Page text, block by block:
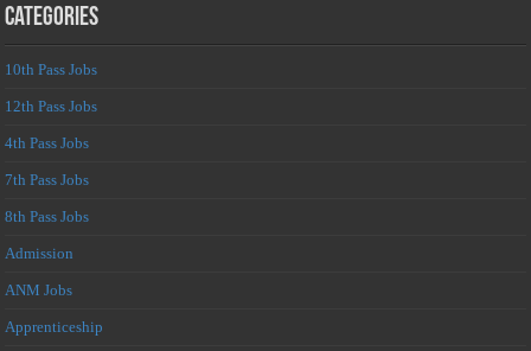
Categories
10th Pass Jobs
12th Pass Jobs
4th Pass Jobs
7th Pass Jobs
8th Pass Jobs
Admission
ANM Jobs
Apprenticeship